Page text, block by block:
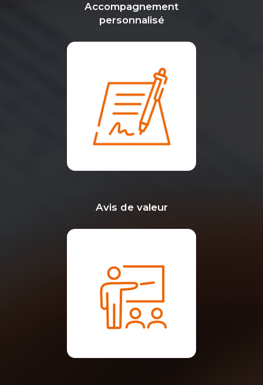
Accompagnement
personnalisé
Avis de valeur